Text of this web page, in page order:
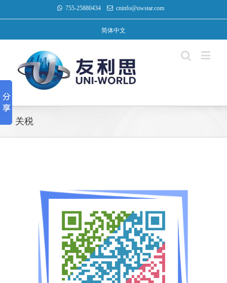
755-25880434 cninfo@uwstar.com
简体中文
关税